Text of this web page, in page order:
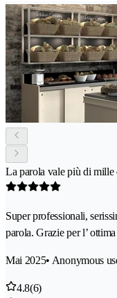
La parola vale più di mille
Super professionali,
parola. Grazie per l’
Mai 2025• Anonymous
4.8(6)